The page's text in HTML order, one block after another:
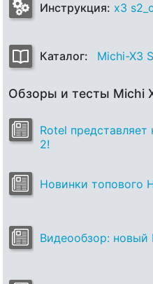
Инструкция: x3
Каталог: Michi-X3
Обзоры и тесты Michi
Rotel
2!
Новинки топового
Видеообзор: новый